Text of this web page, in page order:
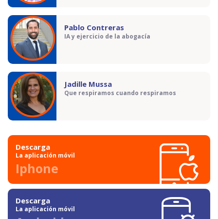
Pablo Contreras
IA y ejercicio de la abogacía
Jadille Mussa
Que respiramos cuando respiramos
Descarga
La aplicación móvil
Iphone
Descarga
La aplicación móvil